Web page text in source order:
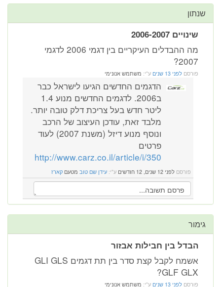
שנתון
שינויים 2006-2007
מה ההבדלים העיקריים בין דגמי 2006 לדגמי
2007?
פורסם לפני 13 שנים ע"י: משתמש אנונימי
הדגמים החדשים הגיעו לישראל כבר
ב2006. לדגמים החדשים מנוע 1.4
ליטר חדש בעל צריכת דלק טובה יותר.
מלבד זאת, עודכן העיצוב של הרכב
ונוסף מנוע דיזל (משנת 2007) לעוד
פרטים
http://www.carz.co.il/article/i/350
פורסם לפני 12 שנים, 12 חודשים ע"י: עידן שם טוב מטעם קארז
גימור
הבדל בין חבילות אבזור
אשמח לקבל קצת סדר בין תת דגמים GLI GLS
GLF GLX?
פורסם לפני 13 שנים ע"י: משתמש אנונימי